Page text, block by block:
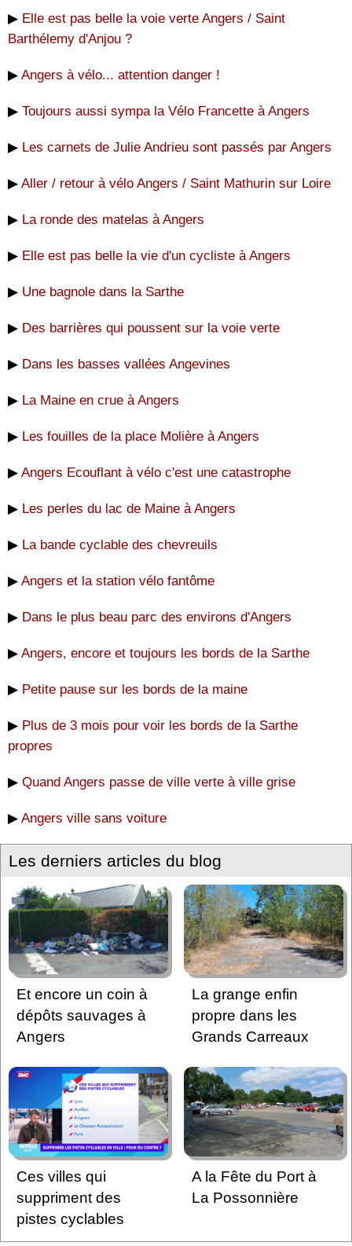
▶ Elle est pas belle la voie verte Angers / Saint
Barthélemy d'Anjou ?
▶ Angers à vélo... attention danger !
▶ Toujours aussi sympa la Vélo Francette à Angers
▶ Les carnets de Julie Andrieu sont passés par Angers
▶ Aller / retour à vélo Angers / Saint Mathurin sur Loire
▶ La ronde des matelas à Angers
▶ Elle est pas belle la vie d'un cycliste à Angers
▶ Une bagnole dans la Sarthe
▶ Des barrières qui poussent sur la voie verte
▶ Dans les basses vallées Angevines
▶ La Maine en crue à Angers
▶ Les fouilles de la place Molière à Angers
▶ Angers Ecouflant à vélo c'est une catastrophe
▶ Les perles du lac de Maine à Angers
▶ La bande cyclable des chevreuils
▶ Angers et la station vélo fantôme
▶ Dans le plus beau parc des environs d'Angers
▶ Angers, encore et toujours les bords de la Sarthe
▶ Petite pause sur les bords de la maine
▶ Plus de 3 mois pour voir les bords de la Sarthe
propres
▶ Quand Angers passe de ville verte à ville grise
▶ Angers ville sans voiture
Les derniers articles du blog
Et encore un coin à
dépôts sauvages à
Angers
La grange enfin
propre dans les
Grands Carreaux
Ces villes qui
suppriment des
pistes cyclables
A la Fête du Port à
La Possonnière